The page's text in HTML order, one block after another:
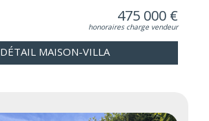
475 000 €
honoraires charge vendeur
DÉTAIL MAISON-VILLA